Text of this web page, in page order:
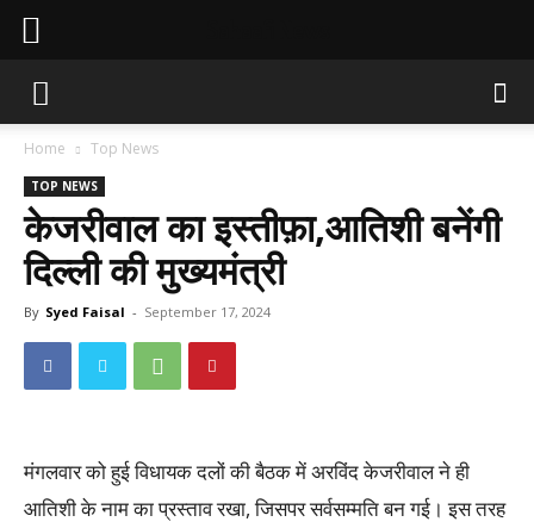
Home Top News
TOP NEWS
केजरीवाल का इस्तीफ़ा,आतिशी बनेंगी
दिल्ली की मुख्यमंत्री
By Syed Faisal - September 17, 2024
मंगलवार को हुई विधायक दलों की बैठक में अरविंद केजरीवाल ने ही
आतिशी के नाम का प्रस्ताव रखा, जिसपर सर्वसम्मति बन गई। इस तरह